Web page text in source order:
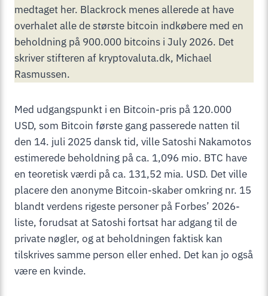
medtaget her. Blackrock menes allerede at have
overhalet alle de største bitcoin indkøbere med en
beholdning på 900.000 bitcoins i July 2026. Det
skriver stifteren af kryptovaluta.dk, Michael
Rasmussen.
Med udgangspunkt i en Bitcoin-pris på 120.000
USD, som Bitcoin første gang passerede natten til
den 14. juli 2025 dansk tid, ville Satoshi Nakamotos
estimerede beholdning på ca. 1,096 mio. BTC have
en teoretisk værdi på ca. 131,52 mia. USD. Det ville
placere den anonyme Bitcoin-skaber omkring nr. 15
blandt verdens rigeste personer på Forbes’ 2026-
liste, forudsat at Satoshi fortsat har adgang til de
private nøgler, og at beholdningen faktisk kan
tilskrives samme person eller enhed. Det kan jo også
være en kvinde.